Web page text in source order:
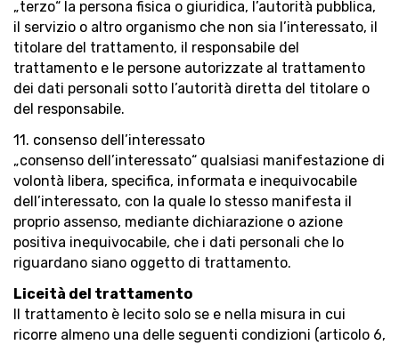
„terzo“ la persona fisica o giuridica, l’autorità pubblica,
il servizio o altro organismo che non sia l’interessato, il
titolare del trattamento, il responsabile del
trattamento e le persone autorizzate al trattamento
dei dati personali sotto l’autorità diretta del titolare o
del responsabile.
11. consenso dell’interessato
„consenso dell’interessato“ qualsiasi manifestazione di
volontà libera, specifica, informata e inequivocabile
dell’interessato, con la quale lo stesso manifesta il
proprio assenso, mediante dichiarazione o azione
positiva inequivocabile, che i dati personali che lo
riguardano siano oggetto di trattamento.
Liceità del trattamento
Il trattamento è lecito solo se e nella misura in cui
ricorre almeno una delle seguenti condizioni (articolo 6,